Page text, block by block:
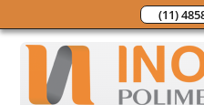
(11)